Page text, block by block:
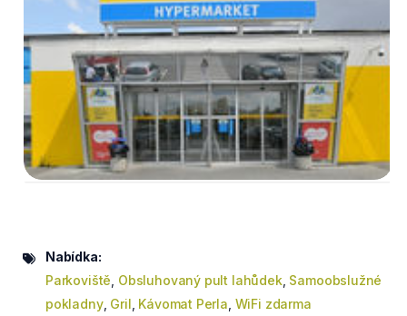
Nabídka:
Parkoviště Obsluhovaný pult lahůdek, Samoobslužné
pokladny, Gril Kávomat Perla WiFi zdarma